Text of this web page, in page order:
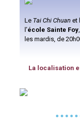
Le Tai Chi Chuan et
l’école Sainte Foy
les mardis, de
La localisation